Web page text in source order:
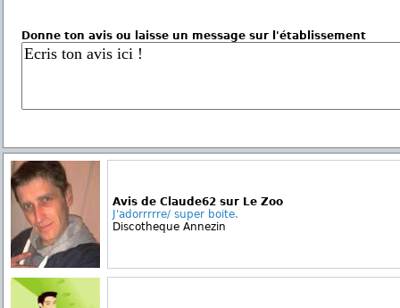
Donne ton avis ou laisse un message sur l'établissement
Avis de Claude62 sur Le Zoo
J'adorrrrre/ super boite.
Discotheque Annezin